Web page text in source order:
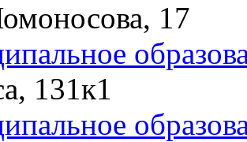
17
131к1